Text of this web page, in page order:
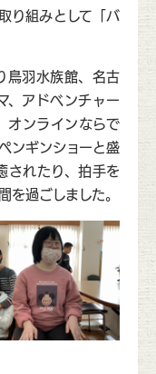
り組みとして「バ
鳥羽水族館、名古
、アドベンチャー
オンラインならで
ンギンショーと盛
されたり、拍手を
を過ごしました。